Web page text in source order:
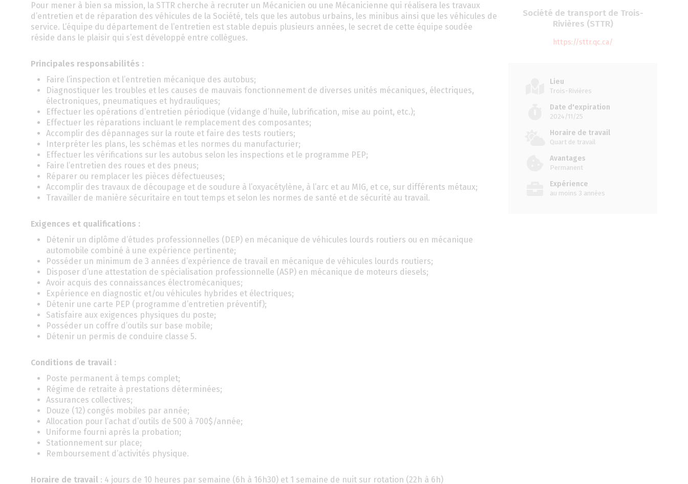
Pour mener à bien sa mission, la STTR cherche à recruter un Mécanicien ou une Mécanicienne qui réalisera les travaux
d’entretien et de réparation des véhicules de la Société, tels que les autobus urbains, les minibus ainsi que les véhicules de
service. L’équipe du département de l’entretien est stable depuis plusieurs années, le secret de cette équipe soudée
réside dans le plaisir qui s’est développé entre collègues.
Principales responsabilités :
Faire l’inspection et l’entretien mécanique des autobus;
Diagnostiquer les troubles et les causes de mauvais fonctionnement de diverses unités mécaniques, électriques,
électroniques, pneumatiques et hydrauliques;
Effectuer les opérations d’entretien périodique (vidange d’huile, lubrification, mise au point, etc.);
Effectuer les réparations incluant le remplacement des composantes;
Accomplir des dépannages sur la route et faire des tests routiers;
Interpréter les plans, les schémas et les normes du manufacturier;
Effectuer les vérifications sur les autobus selon les inspections et le programme PEP;
Faire l’entretien des roues et des pneus;
Réparer ou remplacer les pièces défectueuses;
Accomplir des travaux de découpage et de soudure à l’oxyacétylène, à l’arc et au MIG, et ce, sur différents métaux;
Travailler de manière sécuritaire en tout temps et selon les normes de santé et de sécurité au travail.
Exigences et qualifications :
Détenir un diplôme d’études professionnelles (DEP) en mécanique de véhicules lourds routiers ou en mécanique
automobile combiné à une expérience pertinente;
Posséder un minimum de 3 années d’expérience de travail en mécanique de véhicules lourds routiers;
Disposer d’une attestation de spécialisation professionnelle (ASP) en mécanique de moteurs diesels;
Avoir acquis des connaissances électromécaniques;
Expérience en diagnostic et/ou véhicules hybrides et électriques;
Détenir une carte PEP (programme d’entretien préventif);
Satisfaire aux exigences physiques du poste;
Posséder un coffre d’outils sur base mobile;
Détenir un permis de conduire classe 5.
Conditions de travail :
Poste permanent à temps complet;
Régime de retraite à prestations déterminées;
Assurances collectives;
Douze (12) congés mobiles par année;
Allocation pour l’achat d’outils de 500 à 700$/année;
Uniforme fourni après la probation;
Stationnement sur place;
Remboursement d’activités physique.
Horaire de travail : 4 jours de 10 heures par semaine (6h à 16h30) et 1 semaine de nuit sur rotation (22h à 6h)
Société de transport de Trois-
Rivières (STTR)
https://sttr.qc.ca/
Lieu
Trois-Rivières
Date d'expiration
2024/11/25
Horaire de travail
Quart de travail
Avantages
Permanent
Expérience
au moins 3 années